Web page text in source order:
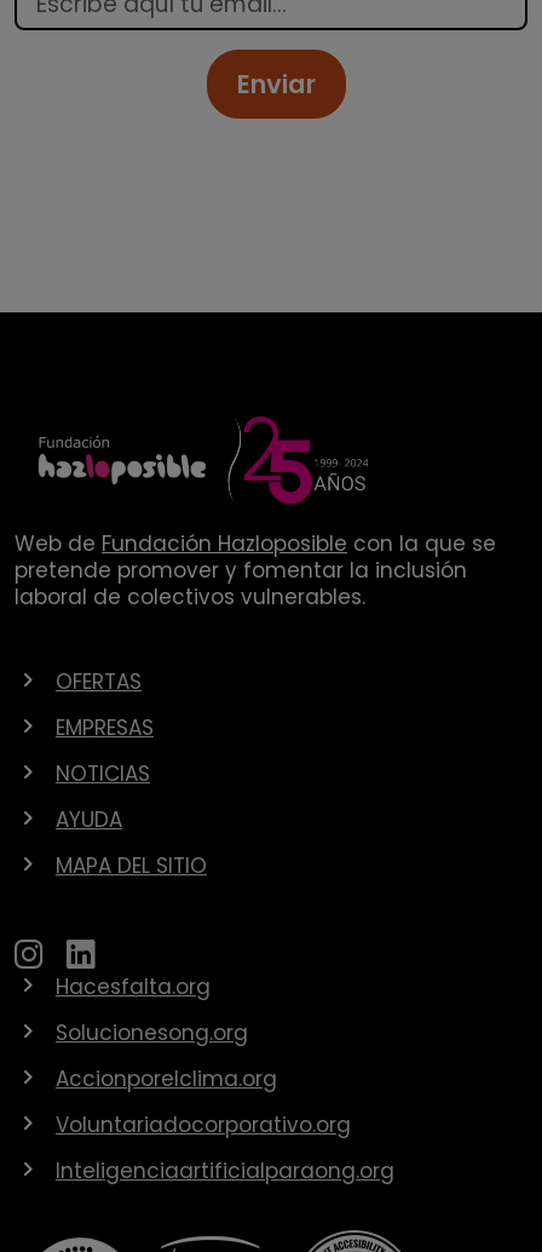
Enviar
Web de Fundación Hazloposible con la que se
pretende promover y fomentar la inclusión
laboral de colectivos vulnerables.
OFERTAS
EMPRESAS
NOTICIAS
AYUDA
MAPA DEL SITIO
Hacesfalta.org
Solucionesong.org
Accionporelclima.org
Voluntariadocorporativo.org
Inteligenciaartificialparaong.org